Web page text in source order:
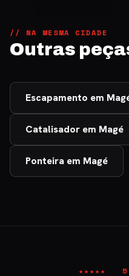
// NA MESMA CIDADE
Outras
Escapamento em
Catalisador em Magé
Ponteira em Magé
★★★★★ 5,0